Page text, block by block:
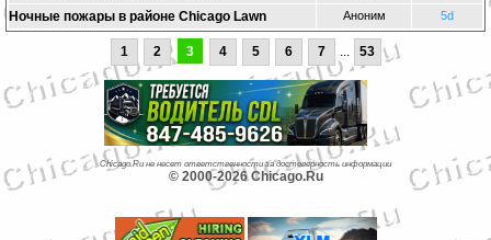
Ночные пожары в районе Chicago Lawn Аноним 5d
1 2 3 4 5 6 7 ... 53
Chicago.Ru не несет ответственности за достоверность информации
© 2000-2026 Chicago.Ru